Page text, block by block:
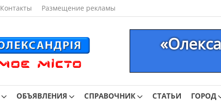
Контакты Размещение рекламы
ОБЪЯВЛЕНИЯ СПРАВОЧНИК СТАТЬИ ГОРОД